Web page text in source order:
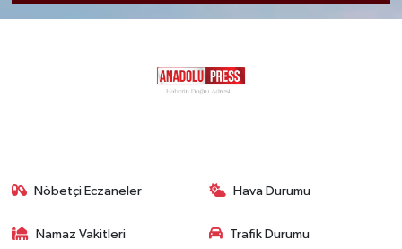
Nöbetçi Eczaneler Hava Durumu
Namaz Vakitleri Trafik Durumu